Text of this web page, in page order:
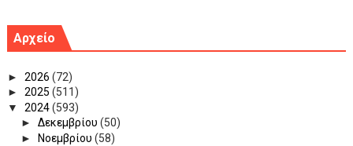
Αρχείο
► 2026 (72)
► 2025 (511)
▼ 2024(593)
► Δεκεμβρίου (50)
►
Νοεμβρίου (58)